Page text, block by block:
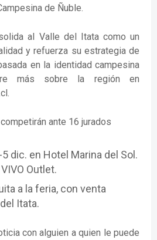
de Ñuble.
al Valle del Itata como un
y refuerza su estrategia de
en la identidad campesina
más sobre la región en
ante 16 jurados
dic. en Hotel Marina del Sol.
Outlet.
a la feria, con venta
Itata.
con alguien a quien le puede